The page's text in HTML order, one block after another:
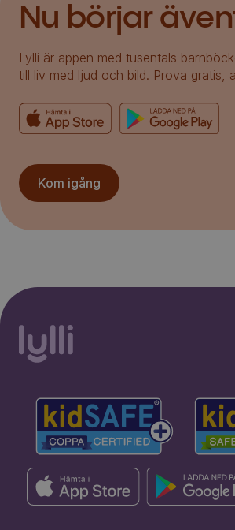
Nu börjar
Lylli är appen med tusentals
till liv med ljud och bild. Prova gratis,
Kom igång